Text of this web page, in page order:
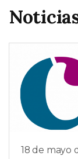
18 de mayo